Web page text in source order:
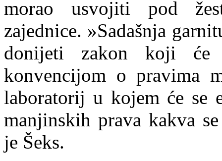
morao usvojiti pod
zajednice. »Sadašnja
donijeti zakon koji
konvencijom o pravima
laboratorij u kojem će se
manjinskih prava kakva
je Šeks.